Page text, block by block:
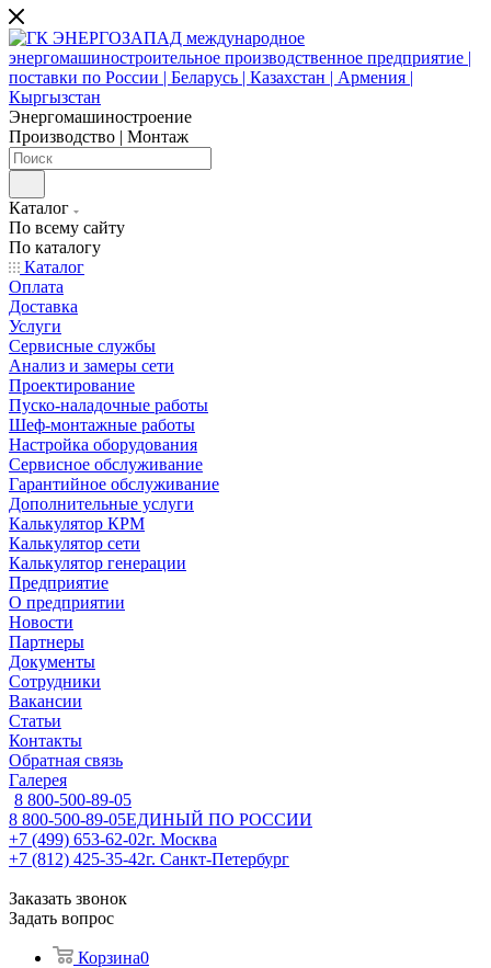
Энергомашиностроение
Производство | Монтаж
Каталог
По всему сайту
По каталогу
Каталог
Оплата
Доставка
Услуги
Сервисные службы
Анализ и замеры сети
Проектирование
Пуско-наладочные работы
Шеф-монтажные работы
Настройка оборудования
Сервисное обслуживание
Гарантийное обслуживание
Дополнительные услуги
Калькулятор КРМ
Калькулятор сети
Калькулятор генерации
Предприятие
О предприятии
Новости
Партнеры
Документы
Сотрудники
Вакансии
Статьи
Контакты
Обратная связь
Галерея
8 800-500-89-05
8 800-500-89-05ЕДИНЫЙ ПО РОССИИ
+7 (499) 653-62-02г. Москва
+7 (812) 425-35-42г. Санкт-Петербург
Заказать звонок
Задать вопрос
Корзина0